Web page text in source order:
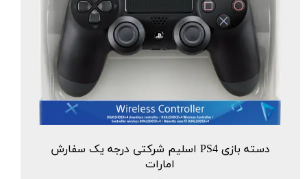
دسته بازی PS4 اسلیم شرکتی درجه یک سفارش
امارات